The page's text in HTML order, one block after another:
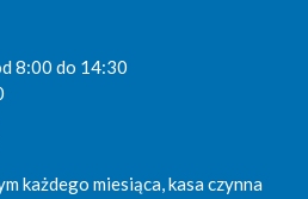
8:00 do 14:30
każdego miesiąca, kasa czynna